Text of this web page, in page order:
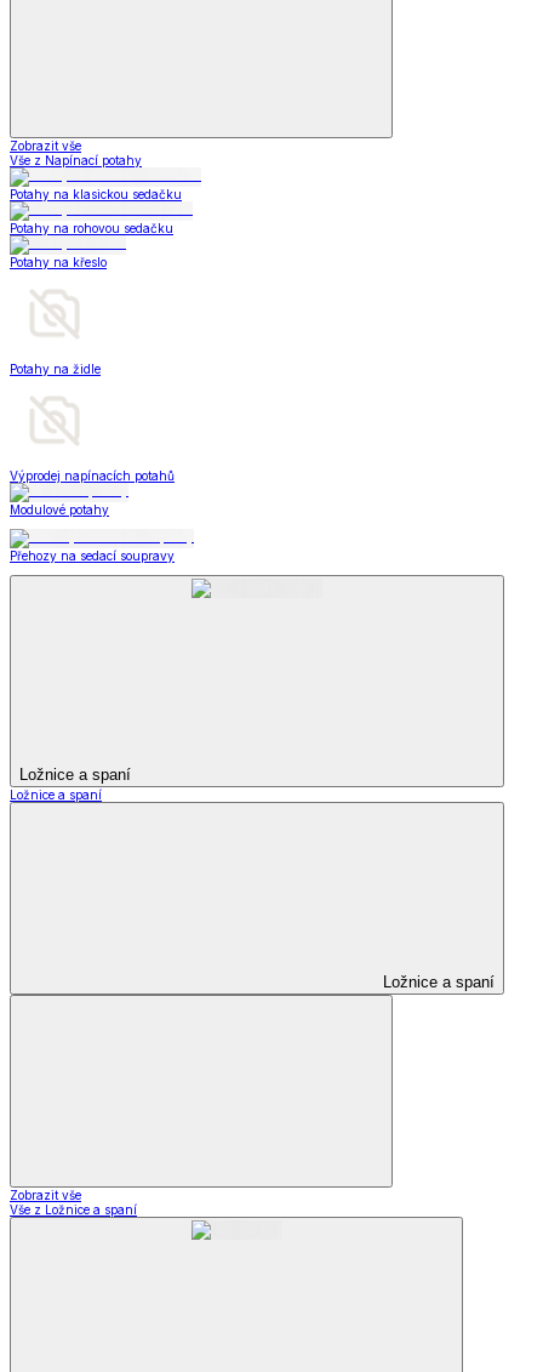
Zobrazit vše
Vše z Napínací potahy
Potahy na klasickou sedačku
Potahy na rohovou sedačku
Potahy na křeslo
Potahy na židle
Výprodej napínacích potahů
Modulové potahy
Přehozy na sedací soupravy
Ložnice a spaní
Ložnice a spaní
Ložnice a spaní
Zobrazit vše
Vše z Ložnice a spaní